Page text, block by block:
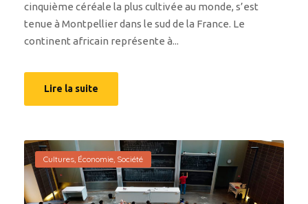
cinquième céréale la plus cultivée au monde, s’est
tenue à Montpellier dans le sud de la France. Le
continent africain représente à...
Lire la suite
Cultures, Économie, Société